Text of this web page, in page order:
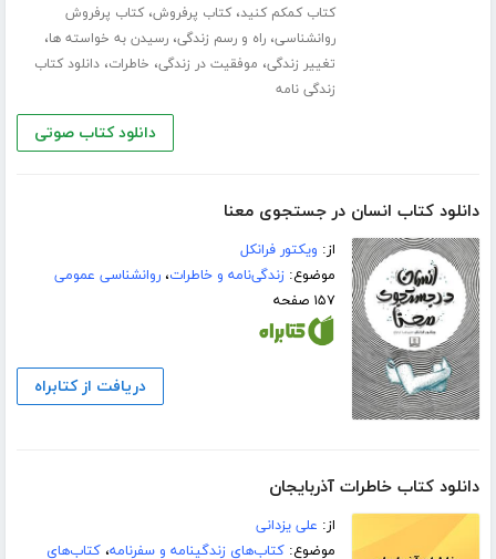
کتاب کمکم کنید،کتاب پرفروش،کتاب پرفروش
روانشناسی،راه و رسم زندگی،رسیدن به خواسته ها،
تغییر زندگی، موفقیت در زندگی، خاطرات،دانلود کتاب
زندگی نامه
دانلود کتاب صوتی
دانلود کتاب انسان در جستجوی معنا
از: ویکتور فرانکل
موضوع:زندگی‌نامه و خاطرات،روانشناسی عمومی
۱۵۷ صفحه
دریافت از کتابراه
دانلود کتاب خاطرات آذربایجان
از: علی یزدانی
موضوع:کتاب‌های زندگینامه و سفرنامه،کتاب‌های